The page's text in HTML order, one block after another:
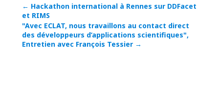
← Hackathon international à Rennes sur DDFacet
et RIMS
"Avec ECLAT, nous travaillons au contact direct
des développeurs d’applications scientifiques",
Entretien avec François Tessier→